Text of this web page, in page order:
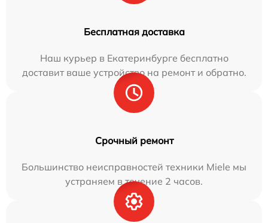
Бесплатная доставка
Наш курьер в Екатеринбурге бесплатно
доставит ваше устройство на ремонт и обратно.
Срочный ремонт
Большинство неисправностей техники Miele мы
устраняем в течение 2 часов.